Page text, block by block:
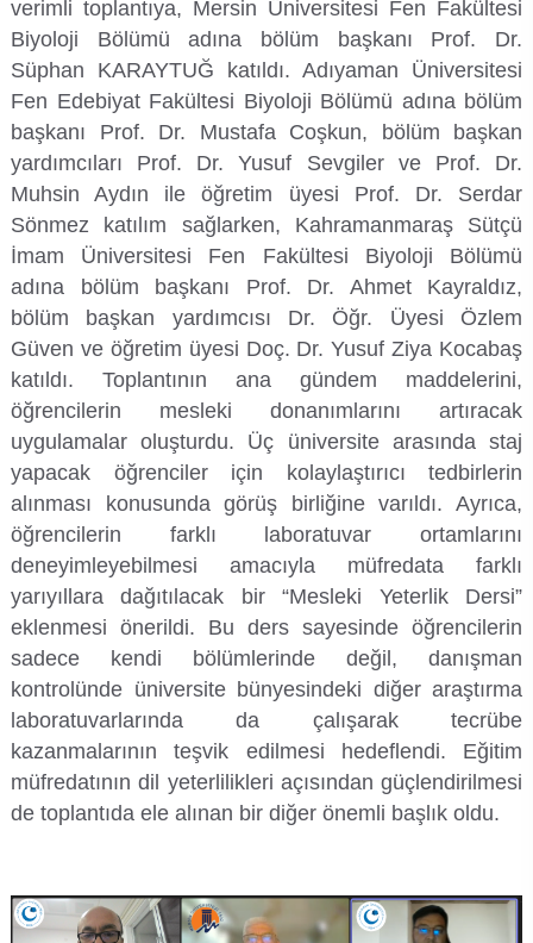
verimli toplantıya, Mersin Üniversitesi Fen Fakültesi
Biyoloji Bölümü adına bölüm başkanı Prof. Dr.
Süphan KARAYTUĞ katıldı. Adıyaman Üniversitesi
Fen Edebiyat Fakültesi Biyoloji Bölümü adına bölüm
başkanı Prof. Dr. Mustafa Coşkun, bölüm başkan
yardımcıları Prof. Dr. Yusuf Sevgiler ve Prof. Dr.
Muhsin Aydın ile öğretim üyesi Prof. Dr. Serdar
Sönmez katılım sağlarken, Kahramanmaraş Sütçü
İmam Üniversitesi Fen Fakültesi Biyoloji Bölümü
adına bölüm başkanı Prof. Dr. Ahmet Kayraldız,
bölüm başkan yardımcısı Dr. Öğr. Üyesi Özlem
Güven ve öğretim üyesi Doç. Dr. Yusuf Ziya Kocabaş
katıldı. Toplantının ana gündem maddelerini,
öğrencilerin mesleki donanımlarını artıracak
uygulamalar oluşturdu. Üç üniversite arasında staj
yapacak öğrenciler için kolaylaştırıcı tedbirlerin
alınması konusunda görüş birliğine varıldı. Ayrıca,
öğrencilerin farklı laboratuvar ortamlarını
deneyimleyebilmesi amacıyla müfredata farklı
yarıyıllara dağıtılacak bir “Mesleki Yeterlik Dersi”
eklenmesi önerildi. Bu ders sayesinde öğrencilerin
sadece kendi bölümlerinde değil, danışman
kontrolünde üniversite bünyesindeki diğer araştırma
laboratuvarlarında da çalışarak tecrübe
kazanmalarının teşvik edilmesi hedeflendi. Eğitim
müfredatının dil yeterlilikleri açısından güçlendirilmesi
de toplantıda ele alınan bir diğer önemli başlık oldu.
Organizasyon Şeması
İletişim
Rektöre Yaz
İktisadi ve İdari Bilimler Fakültesi
İlahiyat Fakültesi
İletişim Fakültesi
İnsan ve Toplum Bilimleri Fakültesi
Mühendislik Fakültesi
Müzik ve Sahne Sanatları Fakültesi
Sağlık Bilimleri Fakültesi
Spor Bilimleri Fakültesi
Su Ürünleri Fakültesi
Tıp Fakültesi
Turizm Fakültesi
Sağlık Hizmetleri Meslek Yüksekokulu
Silifke Meslek Yüksekokulu
Sosyal Bilimler Meslek Yüksekokulu
Teknik Bilimler Meslek Yüksekokulu
Yapı İşleri ve Teknik Daire Başkanlığı
Mezun İzleme Koordinatörlüğü
Ortak Seçmeli Dersler Koordinatörlüğü
Öyp Kurum Koordinasyon Birimi
Teknoloji Transfer Ofisi Koordinatörlüğü
Yaşlılık Çalışmaları Koordinatörlüğü
YLSY Burs Programı Koordinatörlüğü
Sağlık Bilimleri Etik Kurulu
Sosyal ve Beşeri Bilimler Etik Kurulu
Spor Bilimleri Etik Kurulu
Tıp Fakültesi Yayın ve Dökümantasyon Kurulu
Meslek Yüksekokulları İzleme ve Değerlendirme Komisyonu
Öğrenci Toplulukları Komisyonu
Toplumsal Cinsiyet Eşitliği Planı İzleme Komisyonu
Yayın Komisyonu
YÖK-Akademik Birikim Projesi (AKAP) Komisyonu
Yurtdışı Öğrenci Kabul ve Değerlendirme Komisyonu
Aday Öğrenci
İlgili Birimler
Mezun Öğrenci
Uluslararası Öğrenci
Deniz Araştırmaları ile Hidrografik Ölçmeler ve İnsansız Deniz-Hava Sistemleri Uygulama ve Araştırma Merkezi
Deniz Bilimleri Uygulama ve Araştırma Merkezi
Deniz Kaplumbağaları Uygulama ve Araştırma Merkezi
Dış Ticaret ve Lojistik Uygulama ve Araştırma Merkezi
Diş Hekimliği Uygulama ve Araştırma Merkezi
Egzersiz ve Spor Bilimleri Uygulama ve Araştırma Merkezi
Enerji Teknolojileri Uygulama ve Araştırma Merkezi
Genç Girişimci Uygulama ve Araştırma Merkezi
Gençlik Bilim Sanat Uygulama ve Araştırma Merkezi
Gıda Araştırmaları Uygulama ve Araştırma Merkezi
Göç Araştırmaları Uygulama ve Araştırma Merkezi
Görsel İşitsel Yapımlar Uygulama ve Araştırma Merkezi
Hastane
İlk Yardım Araştırma ve Uygulama Merkezi
KGS Online Bakiye Yükleme
Memnuniyet Yönetim Sistemi
Mevzuat Bilgi Sistemi
Öğrenci Bilgi Sistemi
Veri Yönetim Sistemi
Webmail / Mail Servisi